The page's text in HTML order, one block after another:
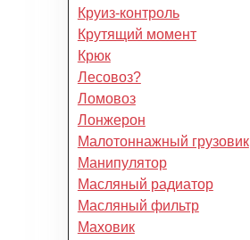
Круиз-контроль
Крутящий момент
Крюк
Лесовоз?
Ломовоз
Лонжерон
Малотоннажный грузовик
Манипулятор
Масляный радиатор
Масляный фильтр
Маховик